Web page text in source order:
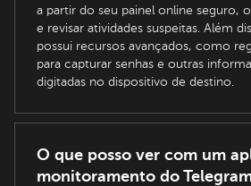
a partir do seu painel online seguro,
e revisar atividades suspeitas. Além
possui recursos avançados, como
para capturar senhas e outras
digitadas no dispositivo de destino.
O que posso ver com um
monitoramento do